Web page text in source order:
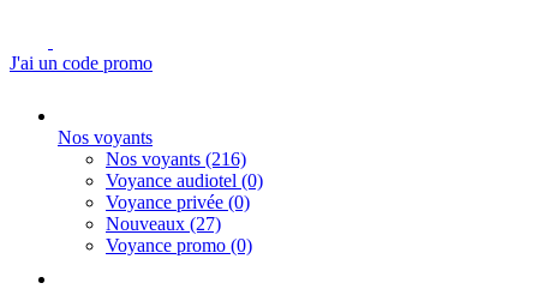
J'ai un code promo
Nos voyants
Nos voyants (216)
Voyance audiotel (0)
Voyance privée (0)
Nouveaux (27)
Voyance promo (0)